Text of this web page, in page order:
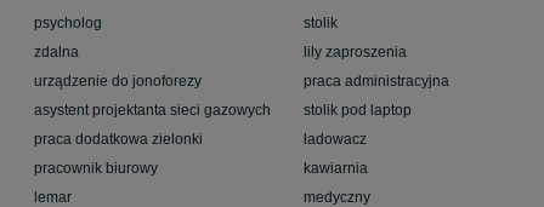
psycholog
zdalna
urządzenie do jonoforezy
asystent projektanta sieci gazowych
praca dodatkowa zielonki
pracownik biurowy
lemar
stolik
lily zaproszenia
praca administracyjna
stolik pod laptop
ładowacz
kawiarnia
medyczny